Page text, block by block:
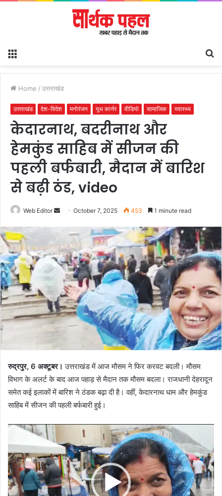
Home / उत्तराखंड
उत्तराखंड देश-विदेश मनोरंजन यूथ कार्नर वीडियो सामाजिक स्वास्थ्य
केदारनाथ, बदरीनाथ और
हेमकुंड साहिब में सीजन की
पहली बर्फबारी, मैदान में बारिश
से बढ़ी ठंड, video
Web Editor
Send
email
October 7, 2025 453 1 minute read
रुद्रपुर, 6 अक्टूबर। उत्तराखंड में आज मौसम ने फिर करवट बदली। मौसम
विभाग के अलर्ट के बाद आज पहाड़ से मैदान तक मौसम बदला। राजधानी देहरादून
समेत कई इलाकों में बारिश ने ठंडक बढ़ा दी है। वहीं, केदारनाथ धाम और हेमकुंड
साहिब में सीजन की पहली बर्फबारी हुई।
Video
Player